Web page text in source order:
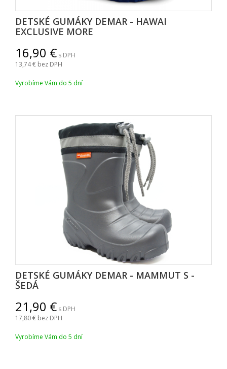
DETSKÉ GUMÁKY DEMAR - HAWAI
EXCLUSIVE MORE
16,90
s DPH
13,74 bez DPH
Vyrobíme Vám do 5 dní
DETSKÉ GUMÁKY DEMAR - MAMMUT S -
EDÁ
21,90
s DPH
17,80 bez DPH
Vyrobíme Vám do 5 dní